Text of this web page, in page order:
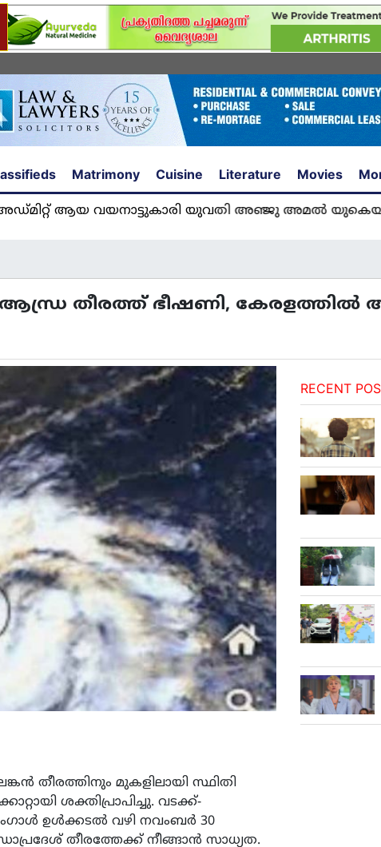
Matrimony Cuisine Literature Movies
വയനാട്ടുകാരി യുവതി അഞ്ജു അമൽ യുകെയിൽ
തീരത്ത് ഭീഷണി,
തീരത്തിനും മുകളിലായി സ്ഥിതി
ശക്തിപ്രാപിച്ചു. വടക്ക്-
ഉൾക്കടൽ വഴി നവംബർ 30
തീരത്തേക്ക് നീങ്ങാൻ സാധ്യത.
RECENT